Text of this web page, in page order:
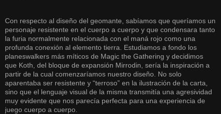
Con respecto al diseño del geomante, sabíamos que queríamos un
personaje resistente en el cuerpo a cuerpo y que condensara tanto
la furia normalmente relacionada con el maná rojo como una
profunda conexión al elemento tierra. Estudiamos a fondo los
planeswalkers más míticos de Magic the Gathering y decidimos
que Koth, del bloque de expansión Mirrodin, sería la inspiración a
partir de la cual comenzaríamos nuestro diseño. No solo
aparentaba ser resistente y “terroso” en la ilustración de la carta,
sino que el lenguaje visual de la misma transmitía una agresividad
muy evidente que nos parecía perfecta para una experiencia de
juego cuerpo a cuerpo.